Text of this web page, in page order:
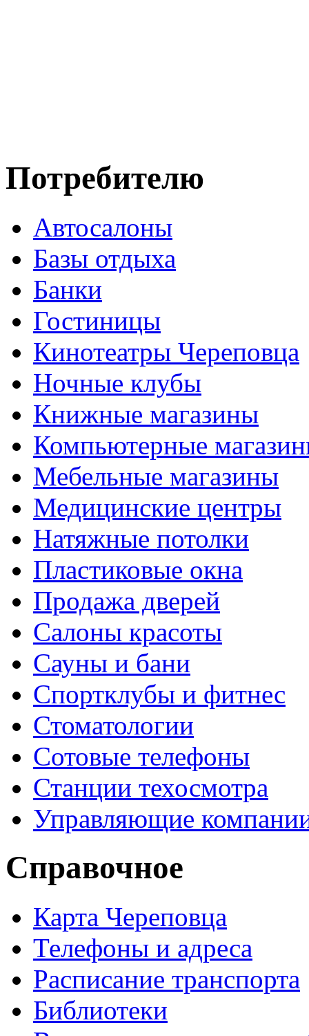
Потребителю
Автосалоны
Базы отдыха
Банки
Гостиницы
Кинотеатры Череповца
Ночные клубы
Книжные магазины
Компьютерные
Мебельные магазины
Медицинские центры
Натяжные потолки
Пластиковые окна
Продажа дверей
Салоны красоты
Сауны и бани
Спортклубы и фитнес
Стоматологии
Сотовые телефоны
Станции техосмотра
Управляющие
Справочное
Карта Череповца
Телефоны и адреса
Расписание транспорта
Библиотеки